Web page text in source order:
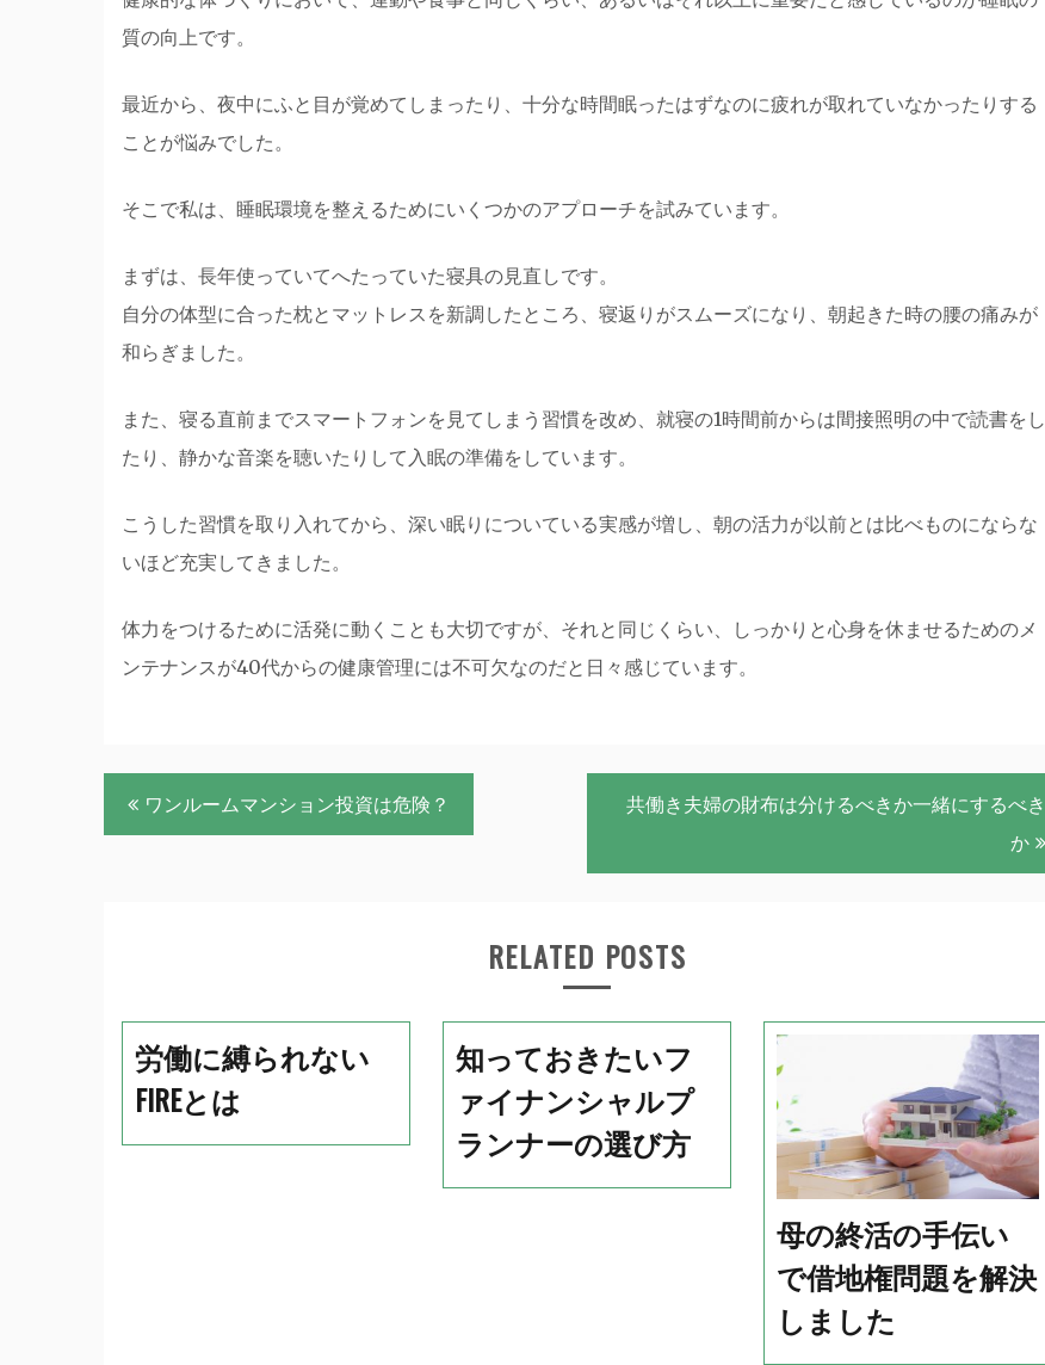
質の向上です。
最近から、夜中にふと目が覚めてしまったり、十分な時間眠ったはずなのに疲れが取れていなかったりする
ことが悩みでした。
そこで私は、睡眠環境を整えるためにいくつかのアプローチを試みています。
まずは、長年使っていてへたっていた寝具の見直しです。
自分の体型に合った枕とマットレスを新調したところ、寝返りがスムーズになり、朝起きた時の腰の痛みが
和らぎました。
また、寝る直前までスマートフォンを見てしまう習慣を改め、就寝の1時間前からは間接照明の中で読書をし
たり、静かな音楽を聴いたりして入眠の準備をしています。
こうした習慣を取り入れてから、深い眠りについている実感が増し、朝の活力が以前とは比べものにならな
いほど充実してきました。
体力をつけるために活発に動くことも大切ですが、それと同じくらい、しっかりと心身を休ませるためのメ
ンテナンスが40代からの健康管理には不可欠なのだと日々感じています。
投
稿
ン
ワンルームマンション投資は危険？
共働き夫婦の財布は分けるべきか一緒にするべき
か
RELATED POSTS
労働に縛られない
FIREとは
知っておきたいフ
ァイナンシャルプ
ランナーの選び方
母の終活の手伝い
で借地権問題を解決
しました